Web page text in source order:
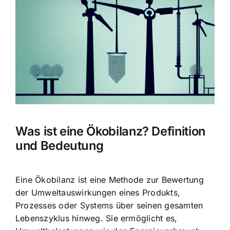
Was ist eine Ökobilanz? Definition
und Bedeutung
Eine Ökobilanz ist eine Methode zur Bewertung
der Umweltauswirkungen eines Produkts,
Prozesses oder Systems über seinen gesamten
Lebenszyklus hinweg. Sie ermöglicht es,